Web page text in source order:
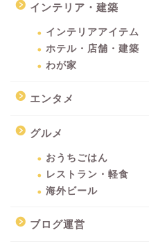
インテリア・建築
インテリアアイテム
ホテル・店舗・建築
わが家
エンタメ
グルメ
おうちごはん
レストラン・軽食
海外ビール
ブログ運営